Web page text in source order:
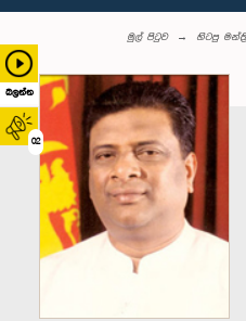
බලන්න
02
මුල් පිටුව හිටපු